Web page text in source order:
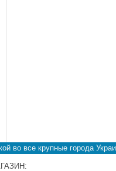
во все крупные города